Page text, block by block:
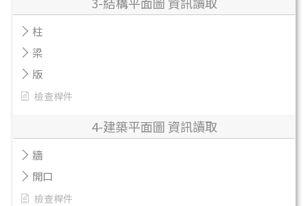
柱
梁
版
檢查桿件
4-建築平面圖 資訊讀取
牆
開口
檢查桿件